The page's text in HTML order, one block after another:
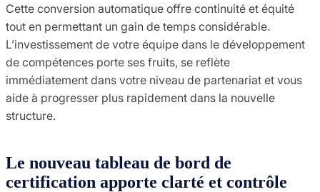
Cette conversion automatique offre continuité et équité
tout en permettant un gain de temps considérable.
L’investissement de votre équipe dans le développement
de compétences porte ses fruits, se reflète
immédiatement dans votre niveau de partenariat et vous
aide à progresser plus rapidement dans la nouvelle
structure.
Le nouveau tableau de bord de
certification apporte clarté et contrôle